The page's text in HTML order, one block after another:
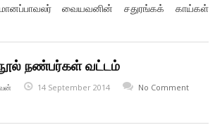
வையவனின் சதுரங்கக் காய்கள்
நண்பர்கள் வட்டம்
14 September 2014 No Comment